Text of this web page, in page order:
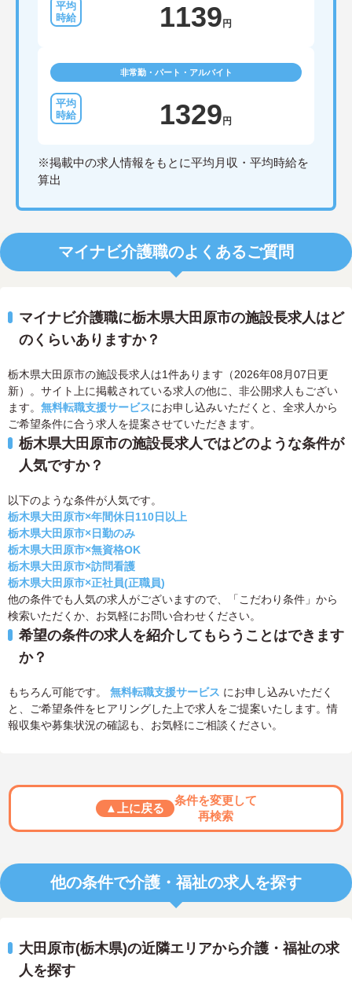
1139 円
非常勤・パート・アルバイト
1329 円
※掲載中の求人情報をもとに平均月収・平均時給を
算出
マイナビ介護職のよくあるご質問
マイナビ介護職に栃木県大田原市の施設長求人はど
のくらいありますか？
栃木県大田原市の施設長求人は1件あります（2026年08月07日更
新）。サイト上に掲載されている求人の他に、非公開求人もござい
ます。 無料転職支援サービスにお申し込みいただくと、全求人から
ご希望条件に合う求人を提案させていただきます。
栃木県大田原市の施設長求人ではどのような条件が
人気ですか？
以下のような条件が人気です。
栃木県大田原市×年間休日110日以上
栃木県大田原市×日勤のみ
栃木県大田原市×無資格OK
栃木県大田原市×訪問看護
栃木県大田原市×正社員(正職員)
他の条件でも人気の求人がございますので、「こだわり条件」から
検索いただくか、お気軽にお問い合わせください。
希望の条件の求人を紹介してもらうことはできます
か？
もちろん可能です。 無料転職支援サービス にお申し込みいただく
と、ご希望条件をヒアリングした上で求人をご提案いたします。情
報収集や募集状況の確認も、お気軽にご相談ください。
▲上に戻る
条件を変更して
再検索
他の条件で介護・福祉の求人を探す
大田原市(栃木県)の近隣エリアから介護・福祉の求
人を探す